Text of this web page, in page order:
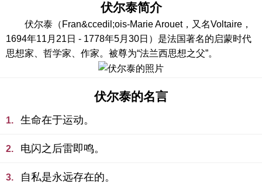
伏尔泰简介
伏尔泰（Fran&ccedil;ois-Marie Arouet，又名Voltaire，
1694年11月21日 - 1778年5月30日）是法国著名的启蒙时代
思想家、哲学家、作家。被尊为“法兰西思想之父”。
伏尔泰的名言
1. 生命在于运动。
2. 电闪之后雷即鸣。
3. 自私是永远存在的。